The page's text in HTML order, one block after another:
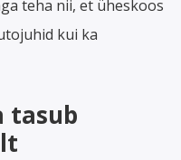
teha nii, et üheskoos
kui ka
tasub